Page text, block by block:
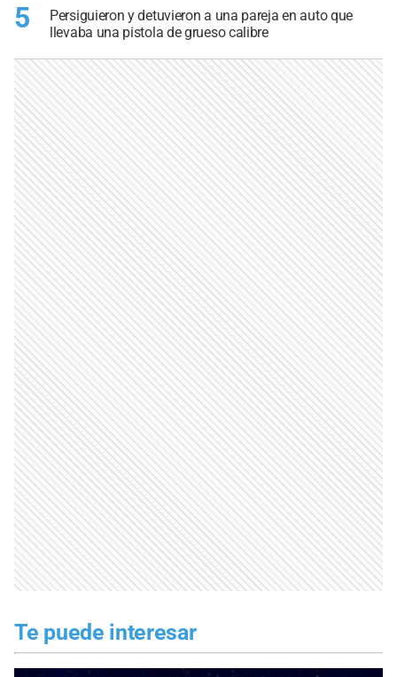
5
Persiguieron y detuvieron a una pareja en auto que
llevaba una pistola de grueso calibre
Te puede interesar